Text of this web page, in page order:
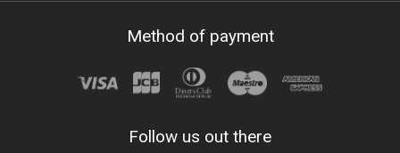
Method of payment
Follow us out there